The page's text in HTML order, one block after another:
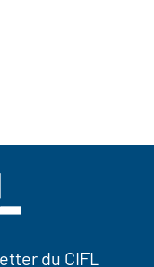
du CIFL